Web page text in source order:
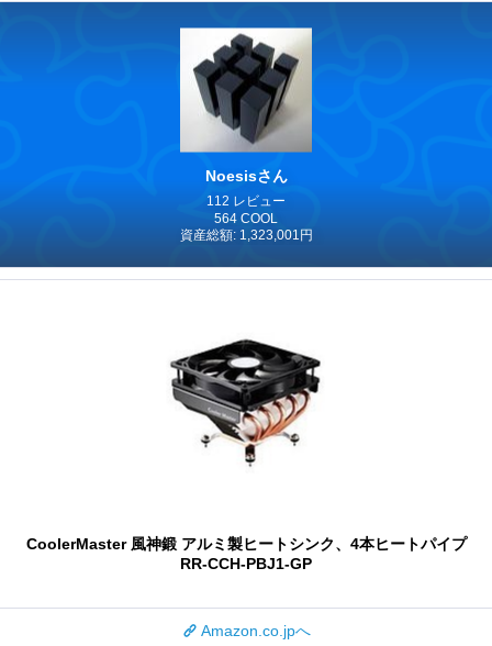
Noesisさん
112 レビュー
564 COOL
資産総額: 1,323,001円
CoolerMaster 風神鍛 アルミ製ヒートシンク、4本ヒートパイプ
RR-CCH-PBJ1-GP
Amazon.co.jpへ